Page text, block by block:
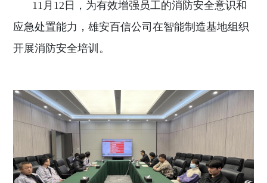
11月12日，为有效增强员工的消防安全意识和
应急处置能力，雄安百信公司在智能制造基地组织
开展消防安全培训。